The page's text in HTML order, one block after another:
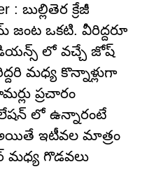
: బుల్లితెర క్రేజీ
జంట ఒక‌టి. వీరిద్దరూ
లో వచ్చే జోష్
మధ్య కొన్నాళ్లుగా
ప్రచారం
లో ఉన్నారంటే
ఇటీవల మాత్రం
మధ్య గొడవలు